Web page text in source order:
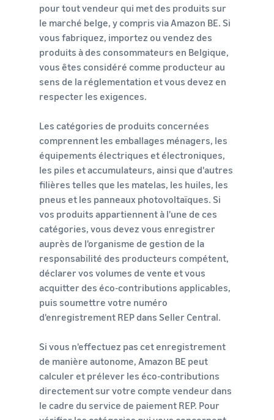
pour tout vendeur qui met des produits sur
le marché belge, y compris via Amazon BE. Si
vous fabriquez, importez ou vendez des
produits à des consommateurs en Belgique,
vous êtes considéré comme producteur au
sens de la réglementation et vous devez en
respecter les exigences.
Les catégories de produits concernées
comprennent les emballages ménagers, les
équipements électriques et électroniques,
les piles et accumulateurs, ainsi que d'autres
filières telles que les matelas, les huiles, les
pneus et les panneaux photovoltaïques. Si
vos produits appartiennent à l'une de ces
catégories, vous devez vous enregistrer
auprès de l'organisme de gestion de la
responsabilité des producteurs compétent,
déclarer vos volumes de vente et vous
acquitter des éco-contributions applicables,
puis soumettre votre numéro
d'enregistrement REP dans Seller Central.
Si vous n'effectuez pas cet enregistrement
de manière autonome, Amazon BE peut
calculer et prélever les éco-contributions
directement sur votre compte vendeur dans
le cadre du service de paiement REP. Pour